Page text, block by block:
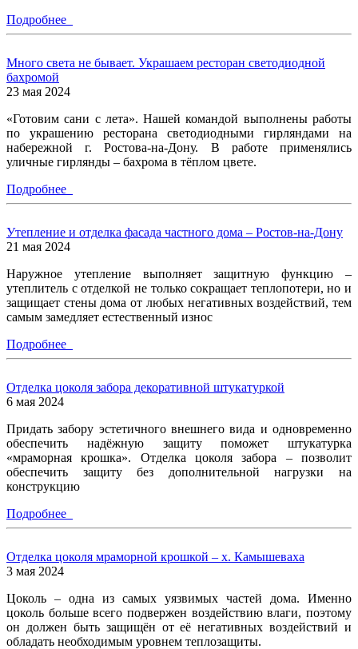
Подробнее
Много света не бывает. Украшаем ресторан светодиодной
бахромой
23 мая 2024
«Готовим сани с лета». Нашей командой выполнены работы
по украшению ресторана светодиодными гирляндами на
набережной г. Ростова-на-Дону. В работе применялись
уличные гирлянды – бахрома в тёплом цвете.
Подробнее
Утепление и отделка фасада частного дома – Ростов-на-Дону
21 мая 2024
Наружное утепление выполняет защитную функцию –
утеплитель с отделкой не только сокращает теплопотери, но и
защищает стены дома от любых негативных воздействий, тем
самым замедляет естественный износ
Подробнее
Отделка цоколя забора декоративной штукатуркой
6 мая 2024
Придать забору эстетичного внешнего вида и одновременно
обеспечить надёжную защиту поможет штукатурка
«мраморная крошка». Отделка цоколя забора – позволит
обеспечить защиту без дополнительной нагрузки на
конструкцию
Подробнее
Отделка цоколя мраморной крошкой – х. Камышеваха
3 мая 2024
Цоколь – одна из самых уязвимых частей дома. Именно
цоколь больше всего подвержен воздействию влаги, поэтому
он должен быть защищён от её негативных воздействий и
обладать необходимым уровнем теплозащиты.